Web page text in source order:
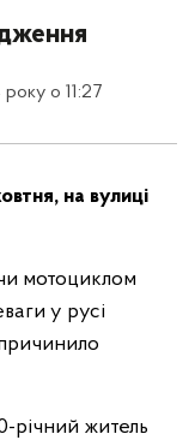
о 11:27
на вулиці
мотоциклом
у русі
річний житель